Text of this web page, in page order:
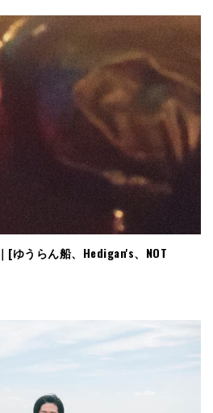
[ゆうらん船、Hedigan's、NOT